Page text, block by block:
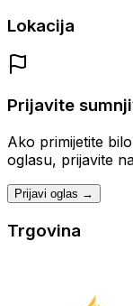
Lokacija
Prijavite
Ako primijetite
oglasu, prijavite
Prijavi oglas →
Trgovina